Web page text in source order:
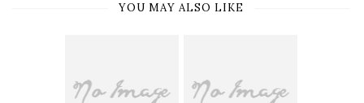
YOU MAY ALSO LIKE